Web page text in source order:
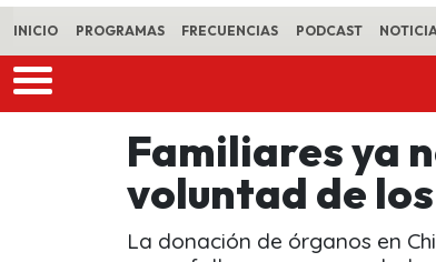
INICIO PROGRAMAS FRECUENCIAS PODCAST
Familiares ya
voluntad de
La donación de órganos en